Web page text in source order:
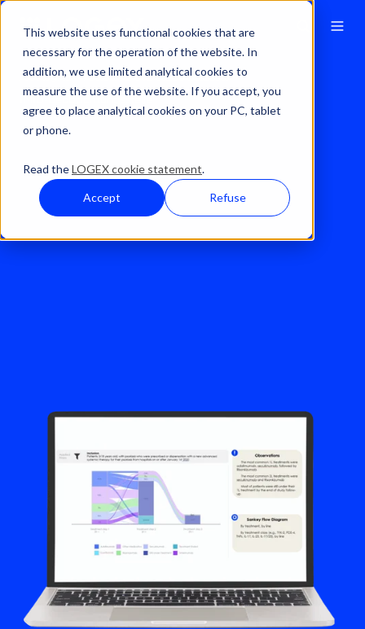
This website uses functional cookies that are
necessary for the operation of the website. In
addition, we use limited analytical cookies to
measure the use of the website. If you accept, you
agree to place analytical cookies on your PC, tablet
or phone.
Read theLOGEX cookie statement.
Accept Refuse
Lösungen Beweise aus der realen Welt